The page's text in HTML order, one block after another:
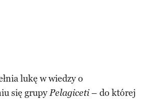
lukę w wiedzy o
się grupyPelagiceti– do której